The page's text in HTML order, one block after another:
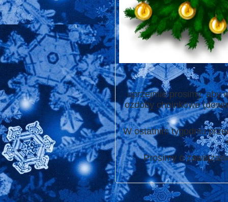
uprzejmie prosimy, aby
ozdoby choinkowe
W ostatnim tygodniu
Prosimy o